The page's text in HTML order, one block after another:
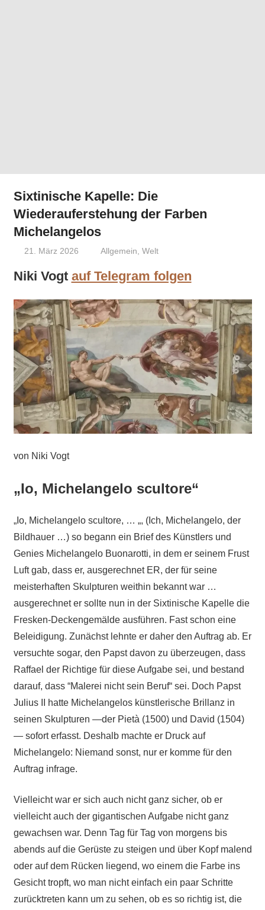
Sixtinische Kapelle: Die
Wiederauferstehung der Farben
Michelangelos
21. März 2026 Niki Vogt
Allgemein,Welt
Niki Vogt auf Telegram folgen
von Niki Vogt
„Io, Michelangelo scultore“
„Io, Michelangelo scultore, … „, (Ich, Michelangelo, der
Bildhauer …) so begann ein Brief des Künstlers und
Genies Michelangelo Buonarotti, in dem er seinem Frust
Luft gab, dass er, ausgerechnet ER, der für seine
meisterhaften Skulpturen weithin bekannt war …
ausgerechnet er sollte nun in der Sixtinische Kapelle die
Fresken-Deckengemälde ausführen. Fast schon eine
Beleidigung. Zunächst lehnte er daher den Auftrag ab. Er
versuchte sogar, den Papst davon zu überzeugen, dass
Raffael der Richtige für diese Aufgabe sei, und bestand
darauf, dass “Malerei nicht sein Beruf“ sei. Doch Papst
Julius II hatte Michelangelos künstlerische Brillanz in
seinen Skulpturen —der Pietà (1500) und David (1504)
— sofort erfasst. Deshalb machte er Druck auf
Michelangelo: Niemand sonst, nur er komme für den
Auftrag infrage.
Vielleicht war er sich auch nicht ganz sicher, ob er
vielleicht auch der gigantischen Aufgabe nicht ganz
gewachsen war. Denn Tag für Tag von morgens bis
abends auf die Gerüste zu steigen und über Kopf malend
oder auf dem Rücken liegend, wo einem die Farbe ins
Gesicht tropft, wo man nicht einfach ein paar Schritte
zurücktreten kann um zu sehen, ob es so richtig ist, die